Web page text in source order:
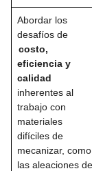
Abordar los
desafíos de
costo,
eficiencia y
calidad
inherentes al
trabajo con
materiales
difíciles de
mecanizar, como
las aleaciones de